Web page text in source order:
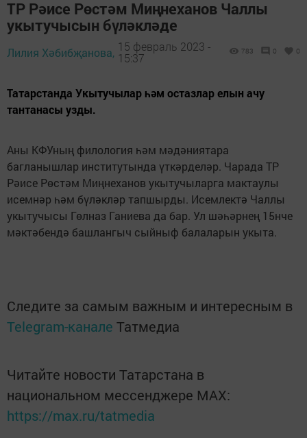
ТР Рәисе Рөстәм Миңнеханов Чаллы
укытучысын бүләкләде
Лилия Хәбибҗанова, 15 февраль 2023 -
15:37
783 0 0
Татарстанда Укытучылар һәм остазлар елын ачу
тантанасы узды.
Аны КФУның филология һәм мәдәниятара
багланышлар институтында үткәрделәр. Чарада ТР
Рәисе Рөстәм Миңнеханов укытучыларга мактаулы
исемнәр һәм бүләкләр тапшырды. Исемлектә Чаллы
укытучысы Гөлназ Ганиева да бар. Ул шәһәрнең 15нче
мәктәбендә башлангыч сыйныф балаларын укыта.
Следите за самым важным и интересным в
Telegram-канале Татмедиа
Читайте новости Татарстана в
национальном мессенджере MАХ:
https://max.ru/tatmedia